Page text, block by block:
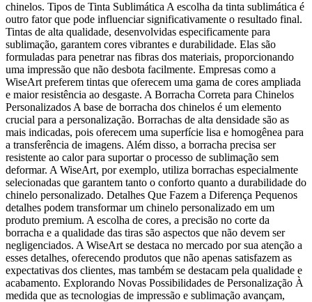
chinelos. Tipos de Tinta Sublimática A escolha da tinta sublimática é
outro fator que pode influenciar significativamente o resultado final.
Tintas de alta qualidade, desenvolvidas especificamente para
sublimação, garantem cores vibrantes e durabilidade. Elas são
formuladas para penetrar nas fibras dos materiais, proporcionando
uma impressão que não desbota facilmente. Empresas como a
WiseArt preferem tintas que oferecem uma gama de cores ampliada
e maior resistência ao desgaste. A Borracha Correta para Chinelos
Personalizados A base de borracha dos chinelos é um elemento
crucial para a personalização. Borrachas de alta densidade são as
mais indicadas, pois oferecem uma superfície lisa e homogênea para
a transferência de imagens. Além disso, a borracha precisa ser
resistente ao calor para suportar o processo de sublimação sem
deformar. A WiseArt, por exemplo, utiliza borrachas especialmente
selecionadas que garantem tanto o conforto quanto a durabilidade do
chinelo personalizado. Detalhes Que Fazem a Diferença Pequenos
detalhes podem transformar um chinelo personalizado em um
produto premium. A escolha de cores, a precisão no corte da
borracha e a qualidade das tiras são aspectos que não devem ser
negligenciados. A WiseArt se destaca no mercado por sua atenção a
esses detalhes, oferecendo produtos que não apenas satisfazem as
expectativas dos clientes, mas também se destacam pela qualidade e
acabamento. Explorando Novas Possibilidades de Personalização À
medida que as tecnologias de impressão e sublimação avançam,